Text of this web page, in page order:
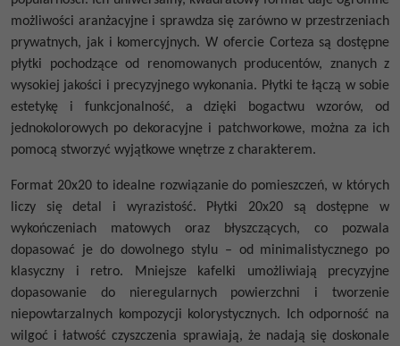
możliwości aranżacyjne i sprawdza się zarówno w przestrzeniach
prywatnych, jak i komercyjnych. W ofercie Corteza są dostępne
płytki pochodzące od renomowanych producentów, znanych z
wysokiej jakości i precyzyjnego wykonania. Płytki te łączą w sobie
estetykę i funkcjonalność, a dzięki bogactwu wzorów, od
jednokolorowych po dekoracyjne i patchworkowe, można za ich
pomocą stworzyć wyjątkowe wnętrze z charakterem.
Format 20x20 to idealne rozwiązanie do pomieszczeń, w których
liczy się detal i wyrazistość.
Płytki 20x20 są dostępne w
wykończeniach matowych oraz błyszczących, co pozwala
dopasować je do dowolnego stylu – od minimalistycznego po
klasyczny i retro. Mniejsze kafelki umożliwiają precyzyjne
dopasowanie do nieregularnych powierzchni i tworzenie
niepowtarzalnych kompozycji kolorystycznych. Ich odporność na
wilgoć i łatwość czyszczenia sprawiają, że nadają się doskonale